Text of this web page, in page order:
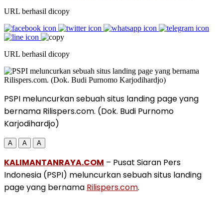
URL berhasil dicopy
URL berhasil dicopy
PSPI meluncurkan sebuah situs landing page yang
bernama Rilispers.com. (Dok. Budi Purnomo
Karjodihardjo)
A A A
KALIMANTANRAYA.COM – Pusat Siaran Pers
Indonesia (PSPI) meluncurkan sebuah situs landing
page yang bernama Rilispers.com.